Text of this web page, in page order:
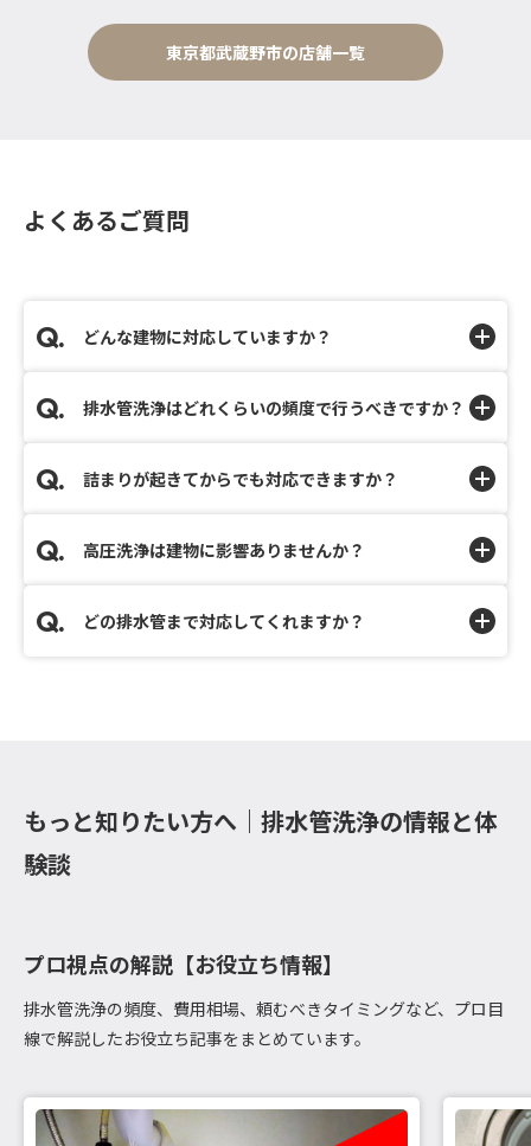
東京都武蔵野市の店舗一覧
よくあるご質問
どんな建物に対応していますか？
排水管洗浄はどれくらいの頻度で行うべきですか？
詰まりが起きてからでも対応できますか？
高圧洗浄は建物に影響ありませんか？
どの排水管まで対応してくれますか？
もっと知りたい方へ｜排水管洗浄の情報と体
験談
プロ視点の解説【お役立ち情報】
排水管洗浄の頻度、費用相場、頼むべきタイミングなど、プロ目
線で解説したお役立ち記事をまとめています。